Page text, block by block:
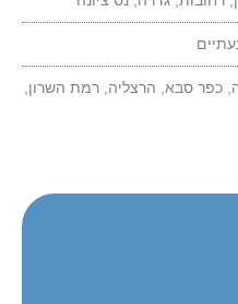
ספר לנו וקבל מתנה
לשיפור? ספר לנו וקבל
כפר סבא, הרצליה, רמת השרון,